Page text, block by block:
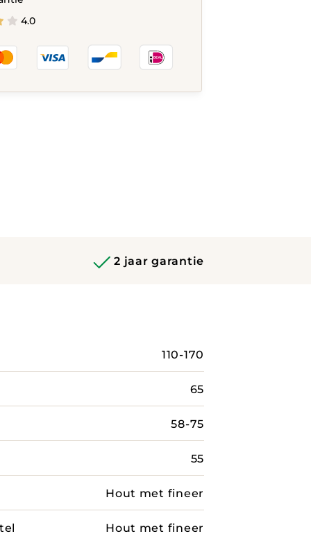
4.0
2 jaar garantie
110-170
65
58-75
55
Hout met fineer
Hout met fineer